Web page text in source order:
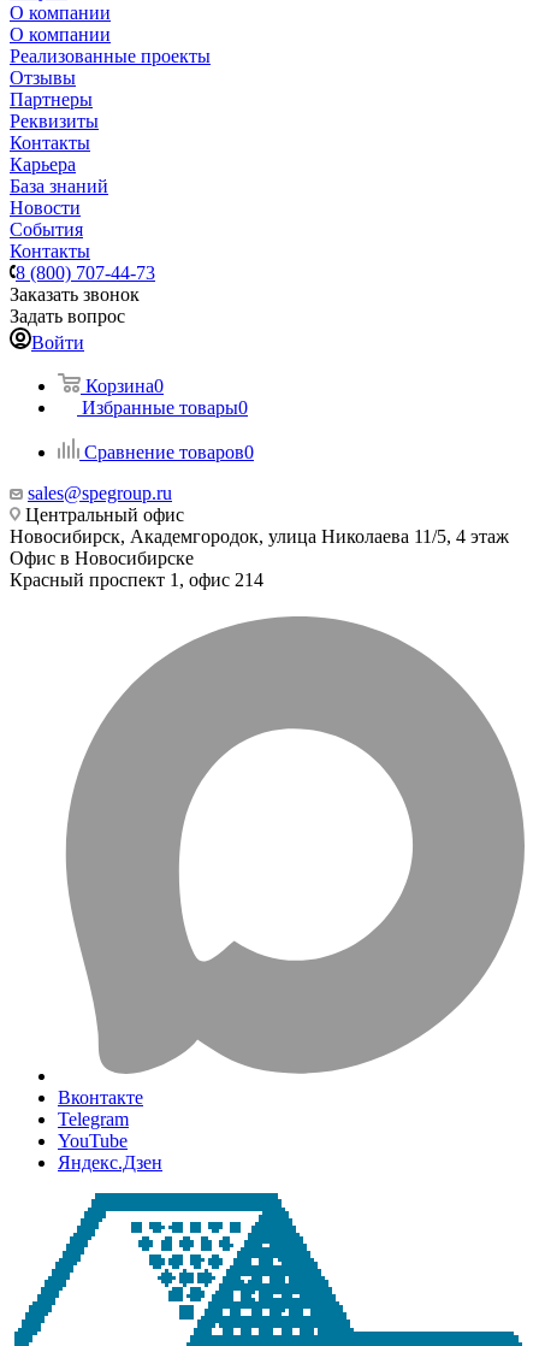
О компании
О компании
Реализованные проекты
Отзывы
Партнеры
Реквизиты
Контакты
Карьера
База знаний
Новости
События
Контакты
8 (800) 707-44-73
Заказать звонок
Задать вопрос
Войти
Корзина0
Избранные товары0
Сравнение товаров0
sales@spegroup.ru
Центральный офис
Новосибирск, Академгородок, улица Николаева 11/5, 4 этаж
Офис в Новосибирске
Красный проспект 1, офис 214
Вконтакте
Telegram
YouTube
Яндекс.Дзен